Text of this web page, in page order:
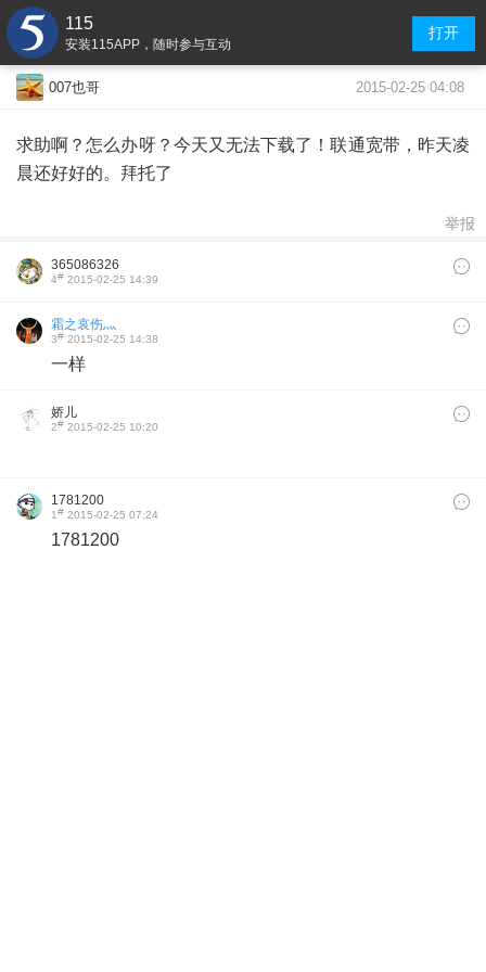
115
安装115APP，随时参与互动
打开
007也哥 2015-02-25 04:08
求助啊？怎么办呀？今天又无法下载了！联通宽带，昨天凌
晨还好好的。拜托了
举报
365086326
4# 2015-02-25 14:39
霜之哀伤灬
3# 2015-02-25 14:38
一样
娇儿
2# 2015-02-25 10:20
1781200
1# 2015-02-25 07:24
1781200